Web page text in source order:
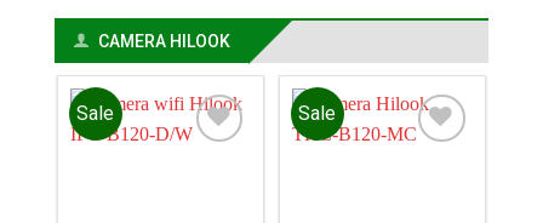
CAMERA HILOOK
Sale Sale